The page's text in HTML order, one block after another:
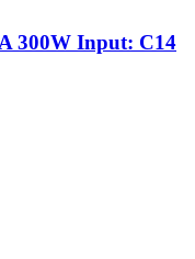
300W Input: C14